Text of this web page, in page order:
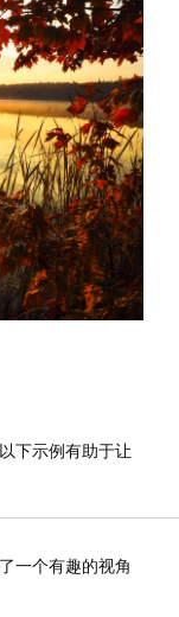
下示例有助于让
一个有趣的视角